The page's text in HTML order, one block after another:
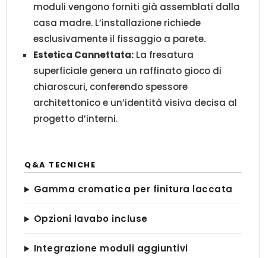
moduli vengono forniti già assemblati dalla
casa madre. L’installazione richiede
esclusivamente il fissaggio a parete.
Estetica Cannettata: La fresatura
superficiale genera un raffinato gioco di
chiaroscuri, conferendo spessore
architettonico e un’identità visiva decisa al
progetto d’interni.
Q&A TECNICHE
Gamma cromatica per finitura laccata
Opzioni lavabo incluse
Integrazione moduli aggiuntivi